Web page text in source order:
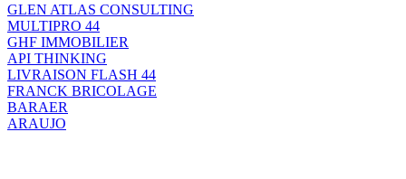
GLEN ATLAS CONSULTING
MULTIPRO 44
GHF IMMOBILIER
API THINKING
LIVRAISON FLASH 44
FRANCK BRICOLAGE
BARAER
ARAUJO